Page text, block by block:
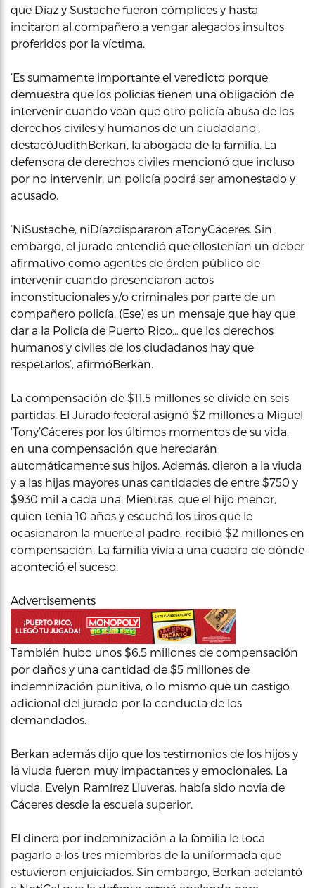
que Díaz y Sustache fueron cómplices y hasta
incitaron al compañero a vengar alegados insultos
proferidos por la víctima.
‘Es sumamente importante el veredicto porque
demuestra que los policías tienen una obligación de
intervenir cuando vean que otro policía abusa de los
derechos civiles y humanos de un ciudadano’,
destacóJudithBerkan, la abogada de la familia. La
defensora de derechos civiles mencionó que incluso
por no intervenir, un policía podrá ser amonestado y
acusado.
‘NiSustache, niDíazdispararon aTonyCáceres. Sin
embargo, el jurado entendió que ellostenían un deber
afirmativo como agentes de órden público de
intervenir cuando presenciaron actos
inconstitucionales y/o criminales por parte de un
compañero policía. (Ese) es un mensaje que hay que
dar a la Policía de Puerto Rico… que los derechos
humanos y civiles de los ciudadanos hay que
respetarlos’, afirmóBerkan.
La compensación de $11.5 millones se divide en seis
partidas. El Jurado federal asignó $2 millones a Miguel
‘Tony’Cáceres por los últimos momentos de su vida,
en una compensación que heredarán
automáticamente sus hijos. Además, dieron a la viuda
y a las hijas mayores unas cantidades de entre $750 y
$930 mil a cada una. Mientras, que el hijo menor,
quien tenia 10 años y escuchó los tiros que le
ocasionaron la muerte al padre, recibió $2 millones en
compensación. La familia vivía a una cuadra de dónde
aconteció el suceso.
Advertisements
También hubo unos $6.5 millones de compensación
por daños y una cantidad de $5 millones de
indemnización punitiva, o lo mismo que un castigo
adicional del jurado por la conducta de los
demandados.
Berkan además dijo que los testimonios de los hijos y
la viuda fueron muy impactantes y emocionales. La
viuda, Evelyn Ramírez Lluveras, había sido novia de
Cáceres desde la escuela superior.
El dinero por indemnización a la familia le toca
pagarlo a los tres miembros de la uniformada que
estuvieron enjuiciados. Sin embargo, Berkan adelantó